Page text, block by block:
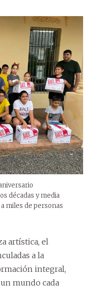
décadas y media
miles de personas
artística, el
a la
integral,
mundo cada